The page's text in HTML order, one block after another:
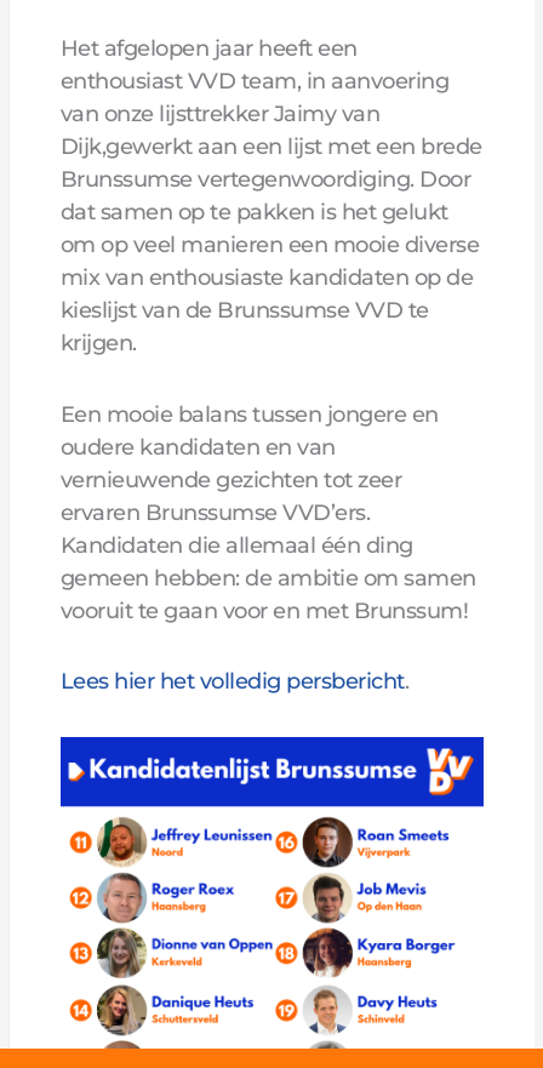
Het afgelopen jaar heeft een
enthousiast VVD team, in aanvoering
van onze lijsttrekker Jaimy van
Dijk,gewerkt aan een lijst met een brede
Brunssumse vertegenwoordiging. Door
dat samen op te pakken is het gelukt
om op veel manieren een mooie diverse
mix van enthousiaste kandidaten op de
kieslijst van de Brunssumse VVD te
krijgen.
Een mooie balans tussen jongere en
oudere kandidaten en van
vernieuwende gezichten tot zeer
ervaren Brunssumse VVD’ers.
Kandidaten die allemaal één ding
gemeen hebben: de ambitie om samen
vooruit te gaan voor en met Brunssum!
Lees hier het volledig persbericht.